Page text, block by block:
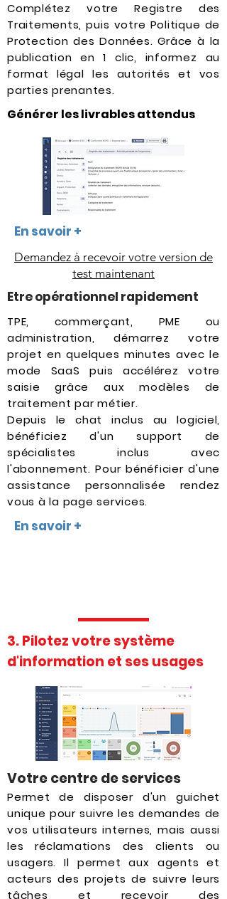
Complétez votre Registre des
Traitements, puis votre Politique de
Protection des Données. Grâce à la
publication en 1 clic, informez au
format légal les autorités et vos
parties prenantes.
Générer les livrables attendus
En savoir +
Demandez à recevoir votre version de
test maintenant
Etre opérationnel rapidement
TPE, commerçant, PME ou
administration, démarrez votre
projet en quelques minutes avec le
mode SaaS puis accélérez votre
saisie grâce aux modèles de
traitement par métier.
Depuis le chat inclus au logiciel,
bénéficiez d'un support de
spécialistes inclus avec
l'abonnement. Pour bénéficier d'une
assistance personnalisée rendez
vous à la page services.
En savoir +
3. Pilotez votre système
d'information et ses usages
Votre centre de services
Permet de disposer d'un guichet
unique pour suivre les demandes de
vos utilisateurs internes, mais aussi
les réclamations des clients ou
usagers. Il permet aux agents et
acteurs des projets de suivre leurs
tâches et recevoir des